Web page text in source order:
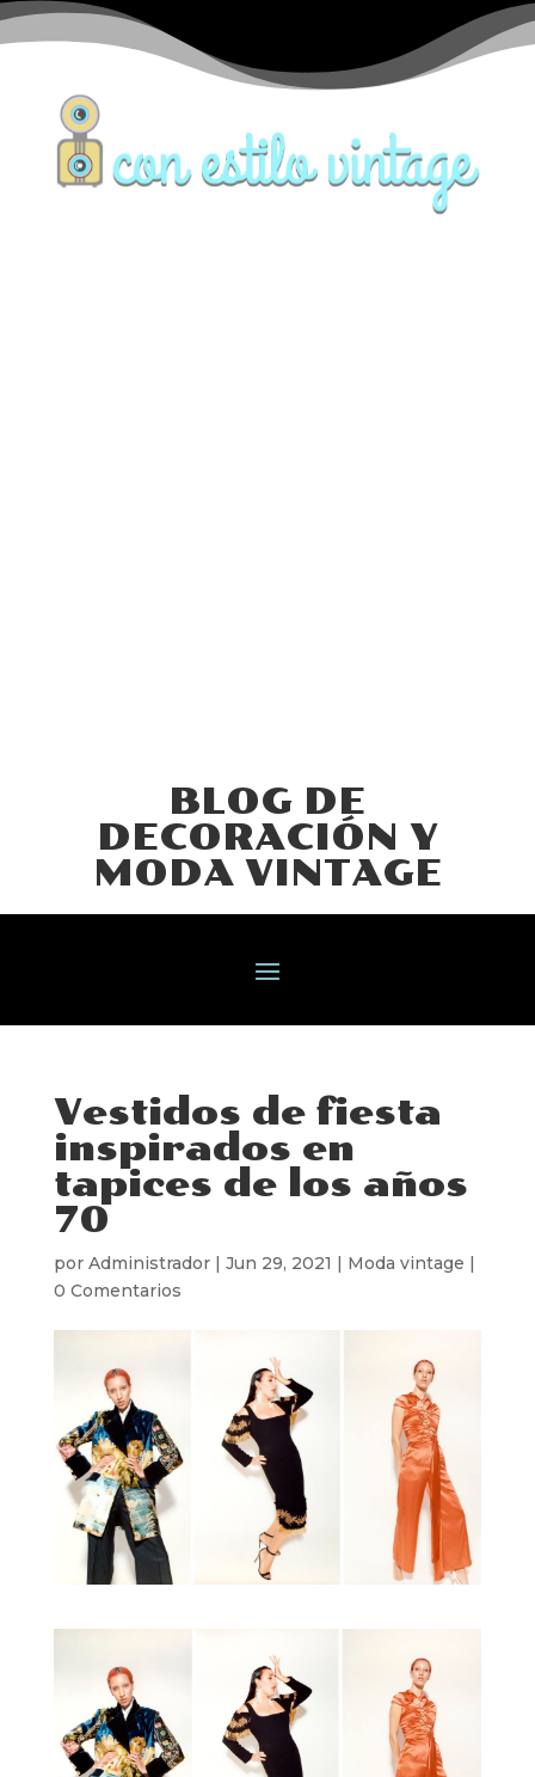
BLOG DE
DECORACIÓN Y
MODA VINTAGE
Vestidos de fiesta
inspirados en
tapices de los años
70
por Administrador| Jun 29, 2021 | Moda vintage |
0 Comentarios